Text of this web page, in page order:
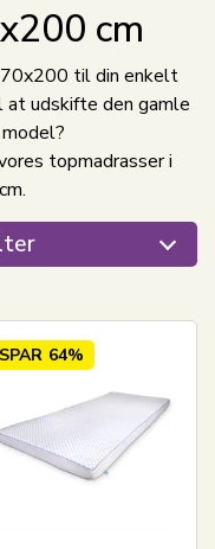
cm
til din enkelt
udskifte den gamle
topmadrasser i
SPAR 64%